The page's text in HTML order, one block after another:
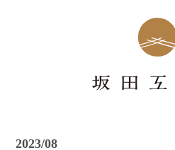
2023/08